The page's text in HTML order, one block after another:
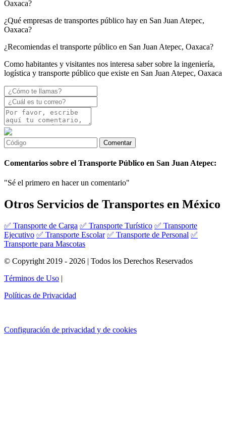
Oaxaca?
¿Qué empresas de transportes público hay en San Juan Atepec,
Oaxaca?
¿Recomiendas el transporte público en San Juan Atepec, Oaxaca?
Como habitantes y visitantes nos interesa saber sobre la ingeniería,
logística y transporte público que existe en San Juan Atepec, Oaxaca
Comentarios sobre el Transporte Público en San Juan Atepec:
"Sé el primero en hacer un comentario"
Otros Servicios de Transportes en México
✅ Transporte de Carga ✅ Transporte Turístico ✅ Transporte
Ejecutivo ✅ Transporte Escolar ✅ Transporte de Personal ✅
Transporte para Mascotas
© Copyright 2019 - 2026 | Todos los Derechos Reservados
Términos de Uso |
Políticas de Privacidad
Configuración de privacidad y de cookies